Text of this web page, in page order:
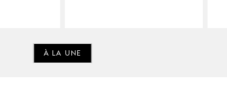
À LA UNE